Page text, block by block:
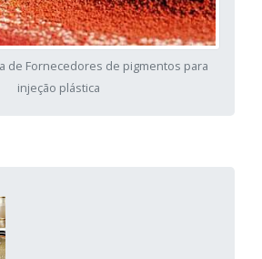
de Fornecedores de pigmentos para
injeção plástica